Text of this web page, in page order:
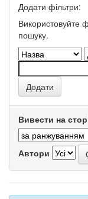
Додати фільтри:
Використовуйте
пошуку.
Вивести на
Автори